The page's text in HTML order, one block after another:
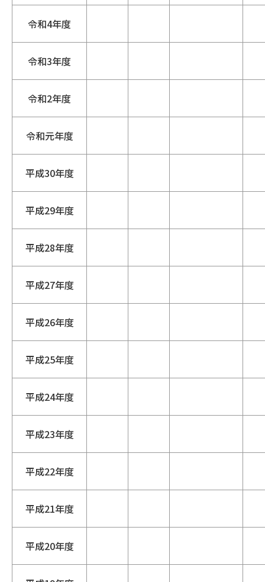
令和4年度
令和3年度
令和2年度
令和元年度
平成30年度
平成29年度
平成28年度
平成27年度
平成26年度
平成25年度
平成24年度
平成23年度
平成22年度
平成21年度
平成20年度